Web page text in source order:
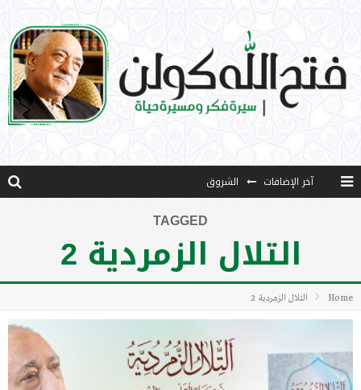
آخر الإضافات
الشروق
المثقفون المتعلقون بالأماني والخيالات
تضحيات خدام الإسلام المعاصرين
نفحات قدسية في خدمة أمتنا
TAGGED
التلال الزمردية 2
Home التلال الزمردية 2